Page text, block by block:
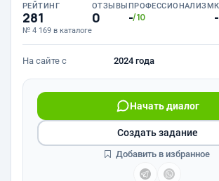
РЕЙТИНГ
281
№ 4 169 в каталоге
ОТЗЫВЫ
0
ПРОФЕССИОНАЛИЗМ
-/10 -
На сайте с 2024 года
Начать диалог
Создать задание
Добавить в избранное